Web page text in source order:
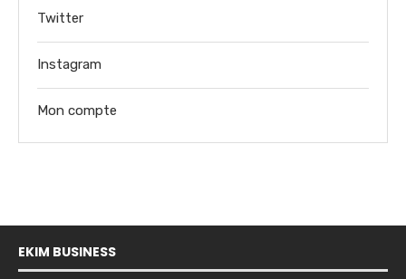
Twitter
Instagram
Mon compte
EKIM BUSINESS